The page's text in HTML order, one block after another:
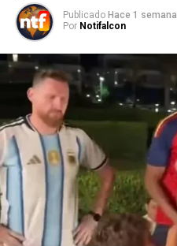
Publicado Hace 1 semana
Por Notifalcon